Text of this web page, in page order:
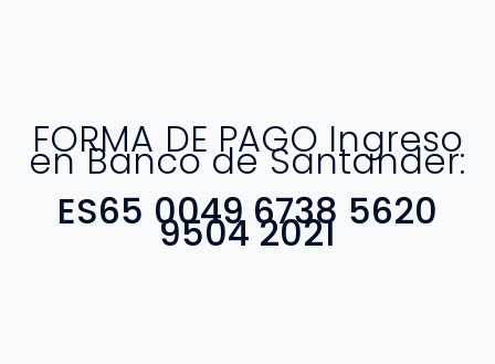
FORMA DE PAGO Ingreso
en Banco de Santander:
ES65 0049 6738 5620
9504 2021